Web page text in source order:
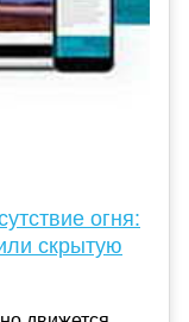
огня:
скрытую